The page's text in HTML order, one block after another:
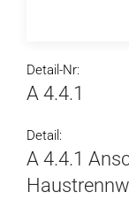
Detail-Nr:
A 4.4.1
Detail:
A 4.4.1